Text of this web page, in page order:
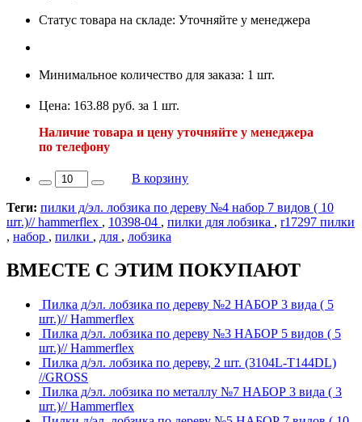
Статус товара на складе: Уточняйте у менеджера
Минимальное количество для заказа: 1 шт.
Цена: 163.88 руб. за 1 шт.
Наличие товара и цену уточняйте у менеджера
по телефону
В корзину
Теги: пилки д/эл. лобзика по дереву №4 набор 7 видов ( 10
шт.)// hammerflex , 10398-04 , пилки для лобзика , r17297 пилки
, набор , пилки , для , лобзика
ВМЕСТЕ С ЭТИМ ПОКУПАЮТ
Пилка д/эл. лобзика по дереву №2 НАБОР 3 вида ( 5
шт.)// Hammerflex
Пилка д/эл. лобзика по дереву №3 НАБОР 5 видов ( 5
шт.)// Hammerflex
Пилка д/эл. лобзика по дереву, 2 шт. (3104L-Т144DL)
//GROSS
Пилка д/эл. лобзика по металлу №7 НАБОР 3 вида ( 3
шт.)// Hammerflex